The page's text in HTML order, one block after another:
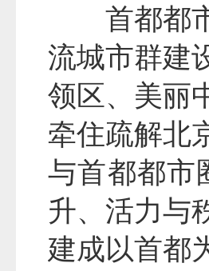
首都都
流城市群建
领区、美丽
牵住疏解北
与首都都市
升、活力与
建成以首都